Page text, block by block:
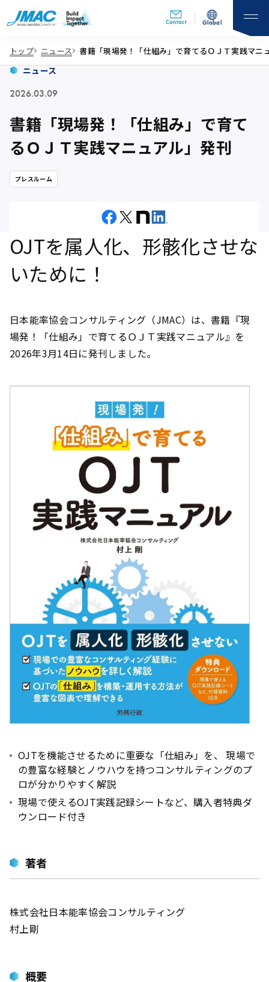
Contact Global
トップ ニュース 書籍「現場発！「仕組み」で育てるＯＪＴ実践マニ
書籍「現場発！「仕組み」で育て
るＯＪＴ実践マニュアル」発刊
ニュース
2026.03.09
プレスルーム
OJTを属人化、形骸化させな
いために！
日本能率協会コンサルティング（JMAC）は、書籍『現
場発！「仕組み」で育てるＯＪＴ実践マニュアル』を
2026年3月14日に発刊しました。
OJTを機能させるために重要な「仕組み」を、 現場で
の豊富な経験とノウハウを持つコンサルティングのプ
ロが分かりやすく解説
現場で使えるOJT実践記録シートなど、購入者特典ダ
ウンロード付き
著者
株式会社日本能率協会コンサルティング
村上剛
概要